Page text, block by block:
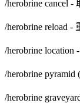
/herobrine cancel
/herobrine reload -
/herobrine
/herobrine
/herobrine